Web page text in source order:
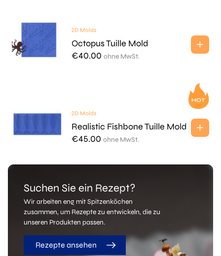
2D Molds
Octopus Tuille Mold
€40.00 ohne MwSt.
2D Molds
Realistic Fishbone Tuille Mold
€45.00 ohne MwSt.
Suchen Sie ein Rezept?
Wir arbeiten eng mit Spitzenköchen
zusammen, um Rezepte zu entwickeln, die zu
unseren Produkten passen.
Rezepte ansehen